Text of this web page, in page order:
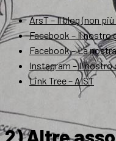
ArsT – Il blog (non
Facebook – Il nostro
Facebook – La
Instagram – Il nostro
Link Tree – AIST
2) Altre